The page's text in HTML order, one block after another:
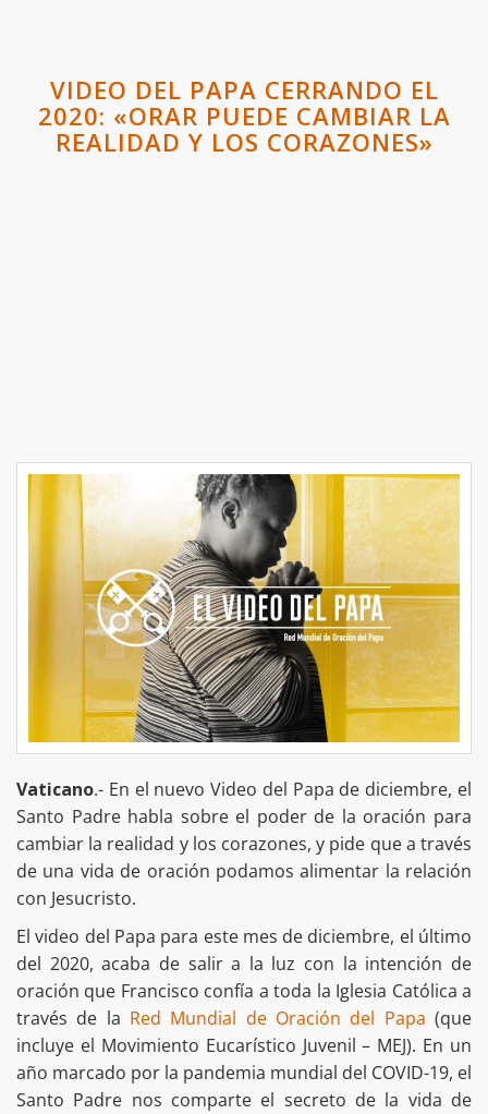
VIDEO DEL PAPA CERRANDO EL
2020: «ORAR PUEDE CAMBIAR LA
REALIDAD Y LOS CORAZONES»
Vaticano.- En el nuevo Video del Papa de diciembre, el
Santo Padre habla sobre el poder de la oración para
cambiar la realidad y los corazones, y pide que a través
de una vida de oración podamos alimentar la relación
con Jesucristo.
El video del Papa para este mes de diciembre, el último
del 2020, acaba de salir a la luz con la intención de
oración que Francisco confía a toda la Iglesia Católica a
través de la Red Mundial de Oración del Papa (que
incluye el Movimiento Eucarístico Juvenil – MEJ). En un
año marcado por la pandemia mundial del COVID-19, el
Santo Padre nos comparte el secreto de la vida de